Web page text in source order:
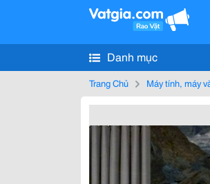
Danh mục
Trang Chủ Máy tính, máy